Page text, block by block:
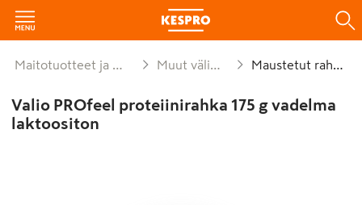
Maitotuotteet ja munat Muut välipalat Maustetut rahkat
Valio PROfeel proteiinirahka 175 g vadelma
laktoositon